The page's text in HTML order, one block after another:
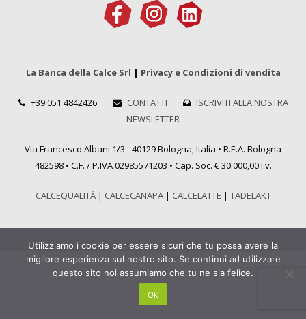
La Banca della Calce Srl | Privacy e Condizioni di vendita
+39 051 4842426 CONTATTI
ISCRIVITI ALLA NOSTRA
NEWSLETTER
Via Francesco Albani 1/3 - 40129 Bologna, Italia • R.E.A. Bologna
482598 • C.F. / P.IVA 02985571203 • Cap. Soc. € 30.000,00 i.v.
CALCEQUALITÀ| CALCECANAPA| CALCELATTE | TADELAKT
Utilizziamo i cookie per essere sicuri che tu possa avere la
migliore esperienza sul nostro sito. Se continui ad utilizzare
questo sito noi assumiamo che tu ne sia felice.
Ok